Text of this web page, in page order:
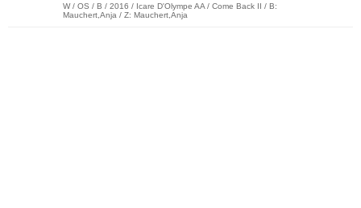
W / OS / B / 2016 / Icare D'Olympe AA / Come Back II / B:
Mauchert,Anja / Z: Mauchert,Anja